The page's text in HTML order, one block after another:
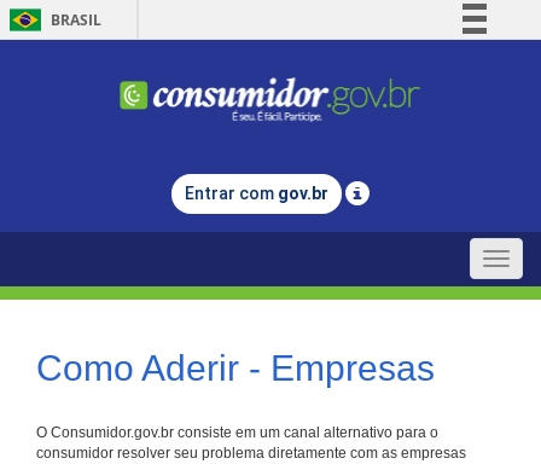
BRASIL
Comunica BR
Legislação
Entrar com gov.br
Toggle
Como Aderir - Empresas
O Consumidor.gov.br consiste em um canal alternativo para o
consumidor resolver seu problema diretamente com as empresas